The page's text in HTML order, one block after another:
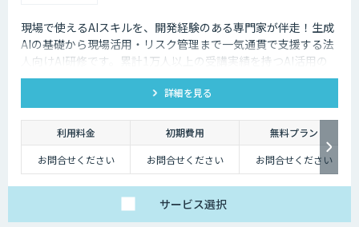
現場で使えるAIスキルを、開発経験のある専門家が伴走！生成
AIの基礎から現場活用・リスク管理まで一気通貫で支援する法
人向けAI研修です。累計1万人以上の受講実績を持つAI活用の
専門家が、貴社の課題に合わせた研修を設計し、現場でのAI定
詳細を見る
利用料金 初期費用
無料プラン
お問合せください
お問合せください お問合せください
サービス選択